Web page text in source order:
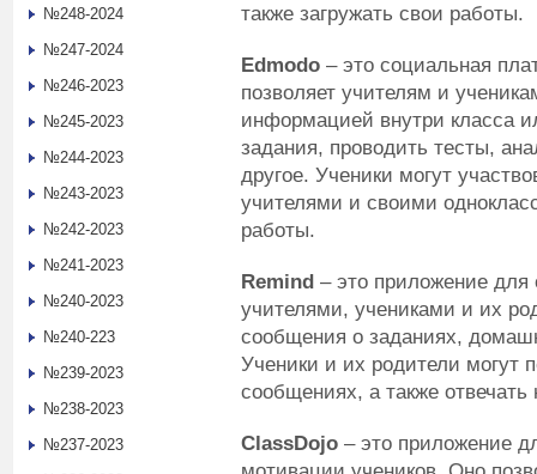
также загружать свои работы.
Edmodo – это социальная
позволяет учителям и
информацией внутри класса
задания, проводить тесты,
другое. Ученики могут
учителями и своими
работы.
Remind – это приложение
учителями, учениками и их
сообщения о заданиях,
Ученики и их родители могут
сообщениях, а также отвечать
ClassDojo – это приложение
№248-2024
№247-2024
№246-2023
№245-2023
№244-2023
№243-2023
№242-2023
№241-2023
№240-2023
№240-223
№239-2023
№238-2023
№237-2023